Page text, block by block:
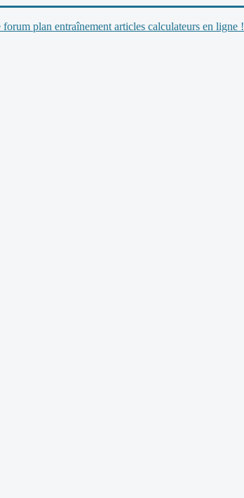
plan entraînement articles calculateurs en ligne !